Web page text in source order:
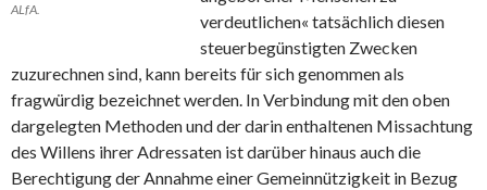
ALfA.
verdeutlichen« tatsächlich diesen
steuerbegünstigten Zwecken
zuzurechnen sind, kann bereits für sich genommen als
fragwürdig bezeichnet werden. In Verbindung mit den oben
dargelegten Methoden und der darin enthaltenen Missachtung
des Willens ihrer Adressaten ist darüber hinaus auch die
Berechtigung der Annahme einer Gemeinnützigkeit in Bezug